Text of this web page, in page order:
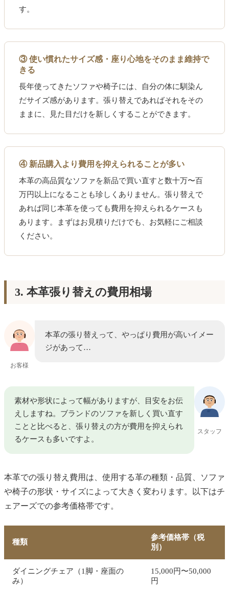
す。
③ 使い慣れたサイズ感・座り心地をそのまま維持で
きる
長年使ってきたソファや椅子には、自分の体に馴染ん
だサイズ感があります。張り替えであればそれをその
ままに、見た目だけを新しくすることができます。
④ 新品購入より費用を抑えられることが多い
本革の高品質なソファを新品で買い直すと数十万〜百
万円以上になることも珍しくありません。張り替えで
あれば同じ本革を使っても費用を抑えられるケースも
あります。まずはお見積りだけでも、お気軽にご相談
ください。
3. 本革張り替えの費用相場
お客様
本革の張り替えって、やっぱり費用が高いイメー
ジがあって…
スタッフ
素材や形状によって幅がありますが、目安をお伝
えしますね。ブランドのソファを新しく買い直す
ことと比べると、張り替えの方が費用を抑えられ
るケースも多いですよ。
本革での張り替え費用は、使用する革の種類・品質、ソファ
や椅子の形状・サイズによって大きく変わります。以下はチ
ェアーズでの参考価格帯です。
種類
参考価格帯（税
別）
ダイニングチェア（1脚・座面の
み）
15,000円〜50,000
円